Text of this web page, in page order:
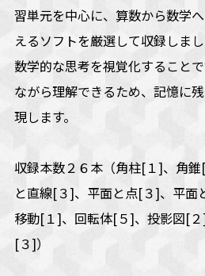
習単元を中心に、算数から数学
えるソフトを厳選して収録しまし
数学的な思考を視覚化すること
ながら理解できるため、記憶に
現します。
収録本数２６本（角柱[１]、角
と直線[３]、平面と点[３]、平面
移動[１]、回転体[５]、投影図[
[３]）